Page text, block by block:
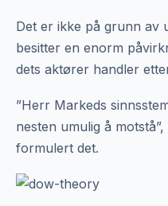
Det er ikke på grunn av
besitter en enorm
dets aktører handler
”Herr Markeds
nesten umulig å
formulert det.